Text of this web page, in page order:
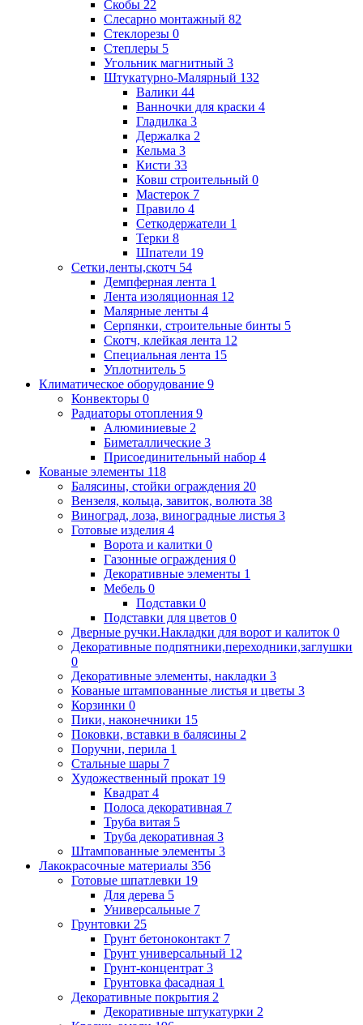
Скобы 22
Слесарно монтажный 82
Стеклорезы 0
Степлеры 5
Угольник магнитный 3
Штукатурно-Малярный 132
Валики 44
Ванночки для краски 4
Гладилка 3
Держалка 2
Кельма 3
Кисти 33
Ковш строительный 0
Мастерок 7
Правило 4
Сеткодержатели 1
Терки 8
Шпатели 19
Сетки,ленты,скотч 54
Демпферная лента 1
Лента изоляционная 12
Малярные ленты 4
Серпянки, строительные бинты 5
Скотч, клейкая лента 12
Специальная лента 15
Уплотнитель 5
Климатическое оборудование 9
Конвекторы 0
Радиаторы отопления 9
Алюминиевые 2
Биметаллические 3
Присоединительный набор 4
Кованые элементы 118
Балясины, стойки ограждения 20
Вензеля, кольца, завиток, волюта 38
Виноград, лоза, виноградные листья 3
Готовые изделия 4
Ворота и калитки 0
Газонные ограждения 0
Декоративные элементы 1
Мебель 0
Подставки 0
Подставки для цветов 0
Дверные ручки.Накладки для ворот и калиток 0
Декоративные подпятники,переходники,заглушки
0
Декоративные элементы, накладки 3
Кованые штампованные листья и цветы 3
Корзинки 0
Пики, наконечники 15
Поковки, вставки в балясины 2
Поручни, перила 1
Стальные шары 7
Художественный прокат 19
Квадрат 4
Полоса декоративная 7
Труба витая 5
Труба декоративная 3
Штампованные элементы 3
Лакокрасочные материалы 356
Готовые шпатлевки 19
Для дерева 5
Универсальные 7
Грунтовки 25
Грунт бетоноконтакт 7
Грунт универсальный 12
Грунт-концентрат 3
Грунтовка фасадная 1
Декоративные покрытия 2
Декоративные штукатурки 2